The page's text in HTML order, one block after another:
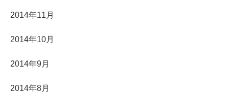
2014年11月
2014年10月
2014年9月
2014年8月